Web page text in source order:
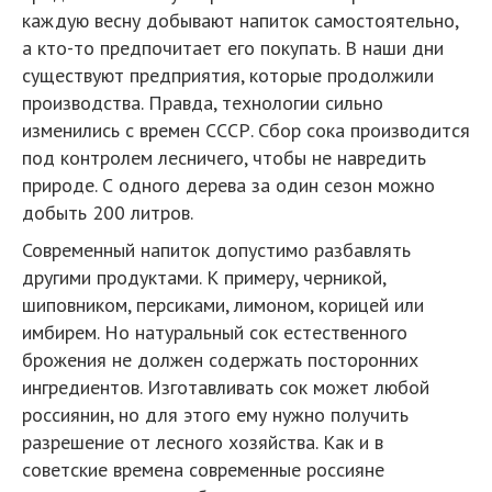
каждую весну добывают напиток самостоятельно,
а кто-то предпочитает его покупать. В наши дни
существуют предприятия, которые продолжили
производства. Правда, технологии сильно
изменились с времен СССР. Сбор сока производится
под контролем лесничего, чтобы не навредить
природе. С одного дерева за один сезон можно
добыть 200 литров.
Современный напиток допустимо разбавлять
другими продуктами. К примеру, черникой,
шиповником, персиками, лимоном, корицей или
имбирем. Но натуральный сок естественного
брожения не должен содержать посторонних
ингредиентов. Изготавливать сок может любой
россиянин, но для этого ему нужно получить
разрешение от лесного хозяйства. Как и в
советские времена современные россияне